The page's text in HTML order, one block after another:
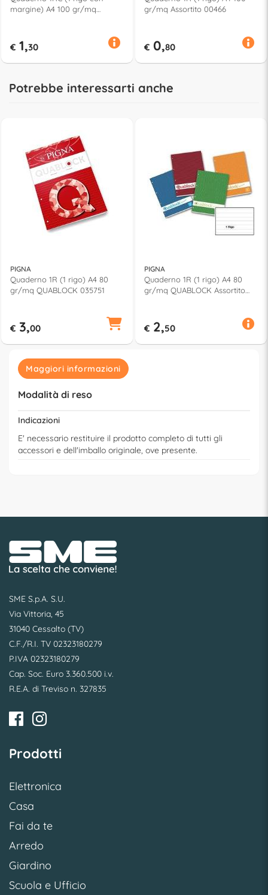
margine) A4 100 gr/mq
€ 1,30
gr/mq Assortito 00466
€ 0,80
Potrebbe interessarti anche
PIGNA
Quaderno 1R (1 rigo) A4 80
gr/mq QUABLOCK 035751
€ 3,00
PIGNA
Quaderno 1R (1 rigo) A4 80
gr/mq QUABLOCK Assortito
€ 2,50
Maggiori informazioni
Modalità di reso
Indicazioni
E' necessario restituire il prodotto completo di tutti gli
accessori e dell'imballo originale, ove presente.
SME S.p.A. S.U.
Via Vittoria, 45
31040 Cessalto (TV)
C.F./R.I. TV 02323180279
P.IVA 02323180279
Cap. Soc. Euro 3.360.500 i.v.
R.E.A. di Treviso n. 327835
Prodotti
Elettronica
Casa
Fai da te
Arredo
Giardino
Scuola e Ufficio